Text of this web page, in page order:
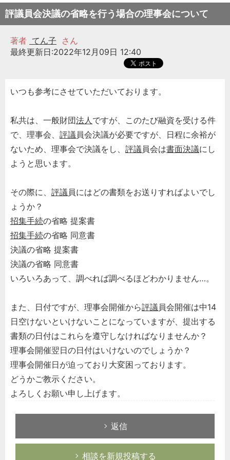
評議員会決議の省略を行う場合の理事会について
著者 てん子
さん
最終更新日:2022年12月09日 12:40
いつも参考にさせていただいております。
私共は、一般財団法人ですが、このたび融資を受ける件
で、理事会、 評議員会決議が必要ですが、日程に余裕が
ないため、理事会で決議をし、 評議員会は書面決議にし
ようと思います。
その際に、 評議員にはどの書類をお送りすればよいでし
ょうか？
招集手続の省略 提案書
招集手続の省略 同意書
決議の省略 提案書
決議の省略 同意書
いろいろあって、調べれば調べるほどわかりません…。
また、日付ですが、理事会開催から評議員会開催は中14
日空けないといけないことになっていますが、提出する
書類の日付はこれらを遵守しなければなりませんか？
理事会開催翌日の日付はいけないのでしょうか？
理事会開催日が迫っており大変困っております。
どうかご教示ください。
よろしくお願い申し上げます。
返信
相談を新規投稿する